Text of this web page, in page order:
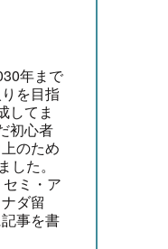
年まで
を目指
してま
初心者
のため
た。
ミ・ア
ダ留
事を書